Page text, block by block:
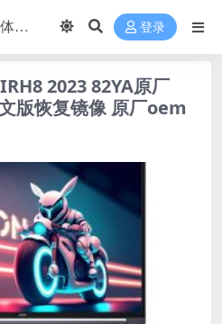
登录
2023 82YA原厂
版恢复镜像 原厂oem